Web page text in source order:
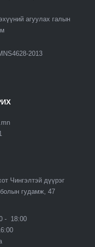
агуулах галын
2013
Чингэлтэй дүүрэг
гудамж, 47
- 18:00